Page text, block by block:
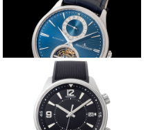
JAEGER-LECOULTRE
マスター・ウルトラスリム・デ
工芸的な美しさと高精度とが両立
JAEGER-LECOULTRE
マスター・ウルトラスリム・ト
ゥールビヨン エナメル